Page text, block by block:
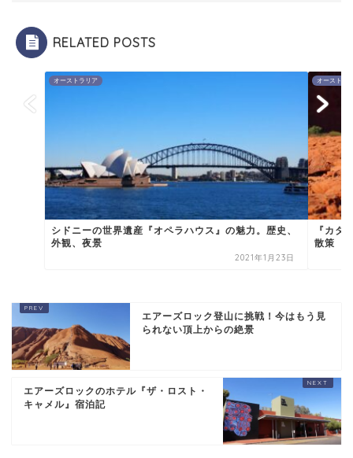
RELATED POSTS
オーストラリア
シドニーの世界遺産『オペラハウス』の魅力。歴史、
外観、夜景
2021年1月23日
オーストラ
『カタ
散策
エアーズロック登山に挑戦！今はもう見
られない頂上からの絶景
エアーズロックのホテル『ザ・ロスト・
キャメル』宿泊記